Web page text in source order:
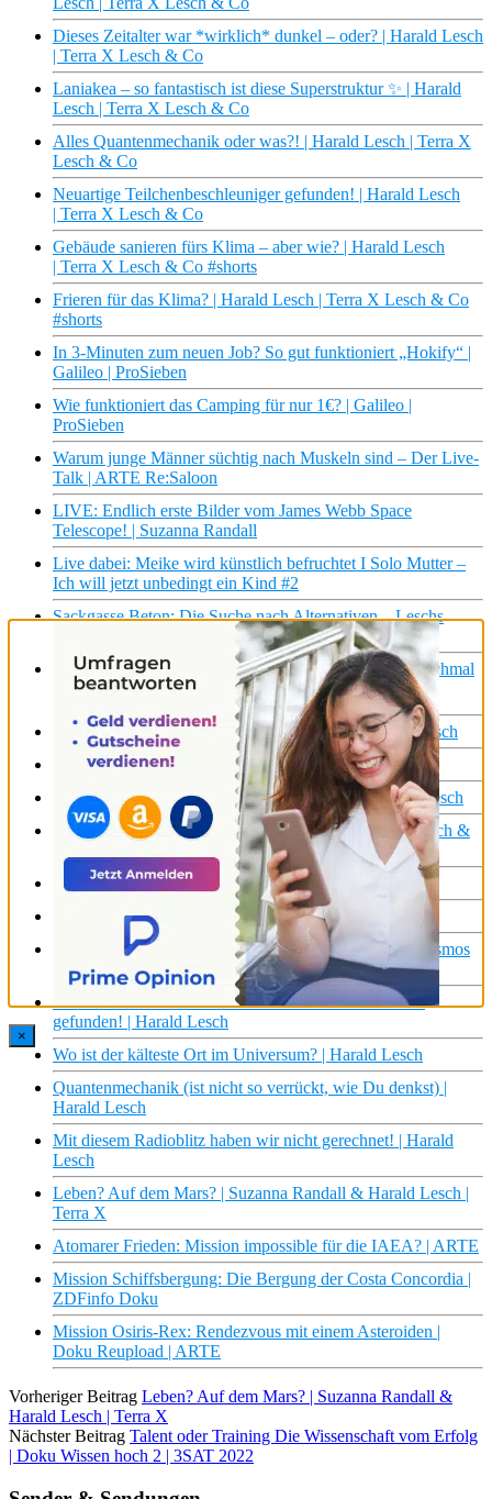
Dieses Zeitalter war *wirklich* dunkel – oder? | Harald Lesch
| Terra X Lesch & Co
Laniakea – so fantastisch ist diese Superstruktur ✨ | Harald
Lesch | Terra X Lesch & Co
Alles Quantenmechanik oder was?! | Harald Lesch | Terra X
Lesch & Co
Neuartige Teilchenbeschleuniger gefunden! | Harald Lesch
| Terra X Lesch & Co
Gebäude sanieren fürs Klima – aber wie? | Harald Lesch
| Terra X Lesch & Co #shorts
Frieren für das Klima? | Harald Lesch | Terra X Lesch & Co
#shorts
In 3-Minuten zum neuen Job? So gut funktioniert „Hokify“ |
Galileo | ProSieben
Wie funktioniert das Camping für nur 1€? | Galileo |
ProSieben
Warum junge Männer süchtig nach Muskeln sind – Der Live-
Talk | ARTE Re:Saloon
LIVE: Endlich erste Bilder vom James Webb Space
Telescope! | Suzanna Randall
Live dabei: Meike wird künstlich befruchtet I Solo Mutter –
Ich will jetzt unbedingt ein Kind #2
Sackgasse Beton: Die Suche nach Alternativen – Leschs
Kosmos [Ganze TV-Folge] | Harald Lesch
Schocknachricht: Die Erde dreht sich langsamer! (Manchmal
aber auch schneller…) 🌍 | Harald Lesch
Schwarze Löcher – geht nicht, gibt’s nicht? | Harald Lesch
Erneuerbare Energien? Ja bitte!| Harald Lesch #Shorts
Wie klimafreundlich sind E-Autos wirklich? | Harald Lesch
Harald und Suzanna so gespannt wie nie! | Terra X Lesch &
Wohin mit dem strahlenden Atommüll? | Harald Lesch
Ist unsere Galaxie ein Organismus? | Harald Lesch
Cannabis – zwischen Horror und Heilung – Leschs Kosmos
[Ganze TV-Folge] | Harald Lesch
Das haben wir auf der Suche nach einer zweiten Erde
gefunden! | Harald Lesch
Wo ist der kälteste Ort im Universum? | Harald Lesch
Quantenmechanik (ist nicht so verrückt, wie Du denkst) |
Harald Lesch
Mit diesem Radioblitz haben wir nicht gerechnet! | Harald
Lesch
Leben? Auf dem Mars? | Suzanna Randall & Harald Lesch |
Terra X
Atomarer Frieden: Mission impossible für die IAEA? | ARTE
Mission Schiffsbergung: Die Bergung der Costa Concordia |
ZDFinfo Doku
Mission Osiris-Rex: Rendezvous mit einem Asteroiden |
Doku Reupload | ARTE
Vorheriger Beitrag Leben? Auf dem Mars? | Suzanna Randall &
Harald Lesch | Terra X
Nächster Beitrag Talent oder Training Die Wissenschaft vom Erfolg
| Doku Wissen hoch 2 | 3SAT 2022
×